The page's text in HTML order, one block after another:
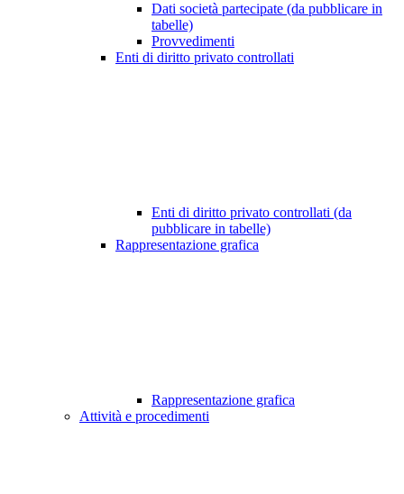
Dati società partecipate (da pubblicare in
tabelle)
Provvedimenti
Enti di diritto privato controllati
Enti di diritto privato controllati (da
pubblicare in tabelle)
Rappresentazione grafica
Rappresentazione grafica
Attività e procedimenti